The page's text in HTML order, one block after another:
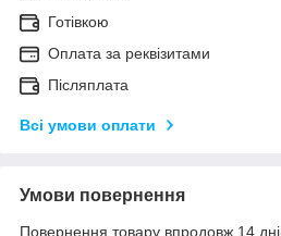
Готівкою
Оплата за реквізитами
Післяплата
Всі умови оплати
Умови повернення
Повернення товару впродовж 14